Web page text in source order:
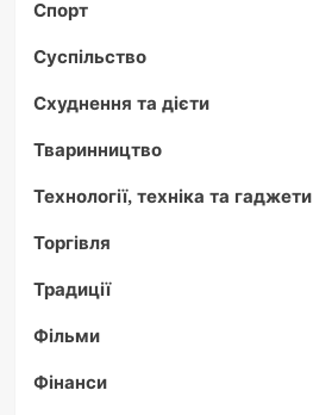
Спорт
Суспільство
Схуднення та дієти
Тваринництво
Технології, техніка та гаджети
Торгівля
Традиції
Фільми
Фінанси